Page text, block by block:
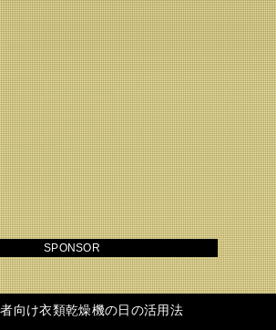
向け衣類乾燥機の日の活用法
SPONSOR